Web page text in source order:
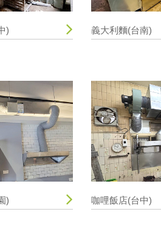
) 義大利麵(台南)
) 咖哩飯店(台中)